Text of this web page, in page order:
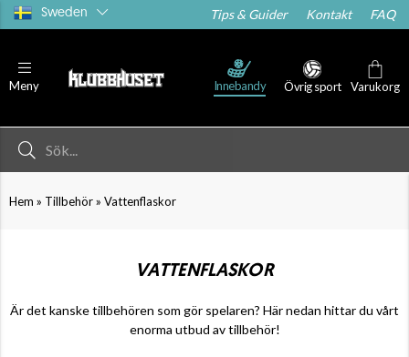
Sweden Tips & Guider Kontakt FAQ
Meny Innebandy Övrig sport Varukorg
Hem » Tillbehör» Vattenflaskor
VATTENFLASKOR
Är det kanske tillbehören som gör spelaren? Här nedan hittar du vårt
enorma utbud av tillbehör!